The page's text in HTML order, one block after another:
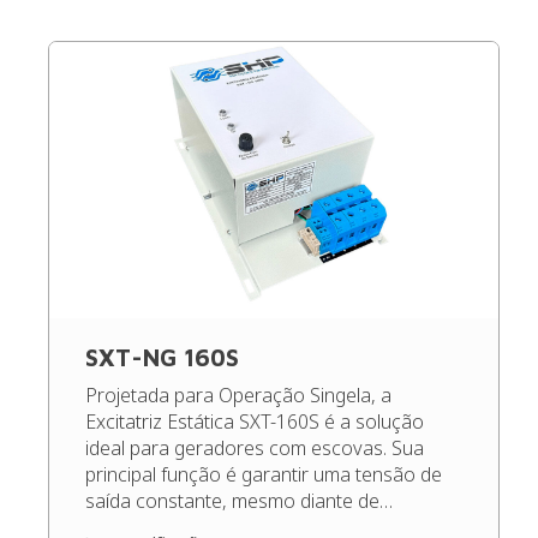
SXT-NG 160S
Projetada para Operação Singela, a
Excitatriz Estática SXT-160S é a solução
ideal para geradores com escovas. Sua
principal função é garantir uma tensão de
saída constante, mesmo diante de